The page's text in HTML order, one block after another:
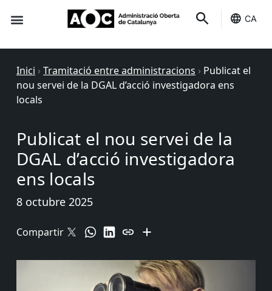
CA
Inici › Tramitació entre administracions › Publicat el
nou servei de la DGAL d’acció investigadora ens
locals
Publicat el nou servei de la
DGAL d’acció investigadora
ens locals
8 octubre 2025
Compartir